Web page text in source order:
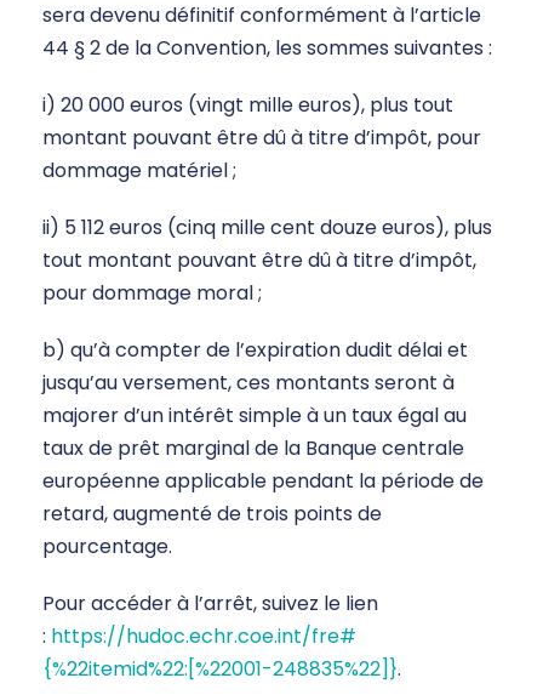
sera devenu définitif conformément à l’article
44 § 2 de la Convention, les sommes suivantes :
i) 20 000 euros (vingt mille euros), plus tout
montant pouvant être dû à titre d’impôt, pour
dommage matériel ;
ii) 5 112 euros (cinq mille cent douze euros), plus
tout montant pouvant être dû à titre d’impôt,
pour dommage moral ;
b) qu’à compter de l’expiration dudit délai et
jusqu’au versement, ces montants seront à
majorer d’un intérêt simple à un taux égal au
taux de prêt marginal de la Banque centrale
européenne applicable pendant la période de
retard, augmenté de trois points de
pourcentage.
Pour accéder à l’arrêt, suivez le lien
: https://hudoc.echr.coe.int/fre#
{%22itemid%22:[%22001-248835%22]}.